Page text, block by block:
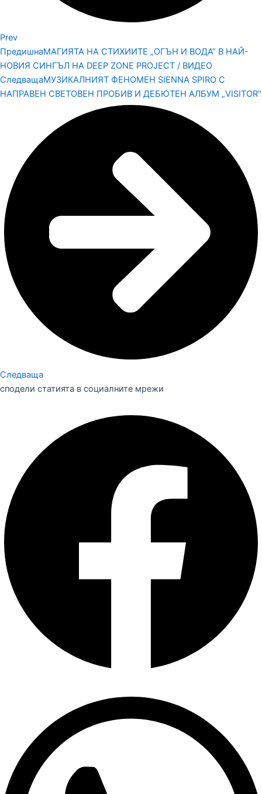
Prev
ПредишнаМАГИЯТА НА СТИХИИТЕ „ОГЪН И ВОДА“ В НАЙ-
НОВИЯ СИНГЪЛ НА DEEP ZONE PROJECT / ВИДЕО
СледващаМУЗИКАЛНИЯТ ФЕНОМЕН SIENNA SPIRO С
НАПРАВЕН СВЕТОВЕН ПРОБИВ И ДЕБЮТЕН АЛБУМ „VISITOR“
Следваща
сподели статията в социалните мрежи